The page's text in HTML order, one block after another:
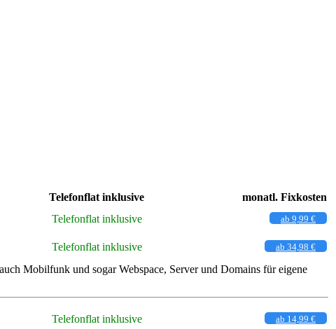
Telefonflat inklusive
monatl. Fixkosten
Telefonflat inklusive ab 9,99 €
Telefonflat inklusive ab 34,98 €
Mobilfunk und sogar Webspace, Server und Domains für eigene
Telefonflat inklusive ab 14,99 €